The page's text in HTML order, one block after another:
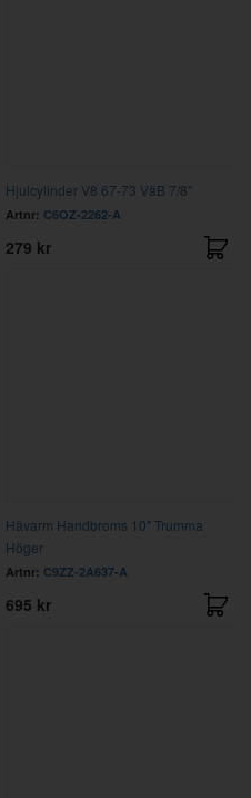
Hjulcylinder V8 67-73 VäB 7/8"
Artnr: C6OZ-2262-A
279 kr
Hävarm Handbroms 10" Trumma
Höger
Artnr: C9ZZ-2A637-A
695 kr